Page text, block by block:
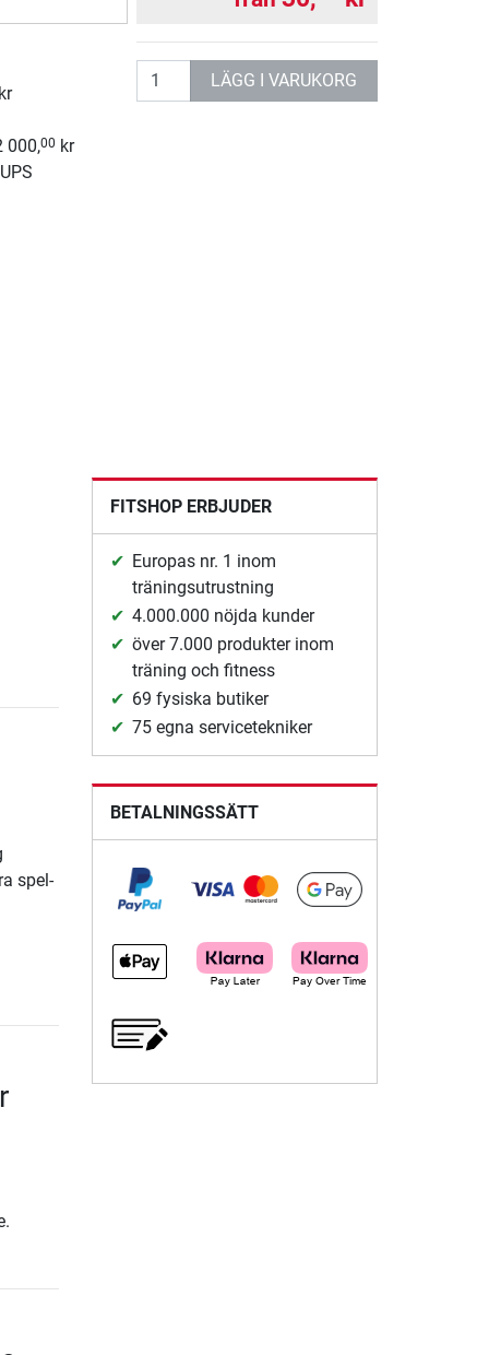
000,00 kr
antal LÄGG I VARUKORG
spel-
FITSHOP ERBJUDER
Europas nr. 1 inom
träningsutrustning
4.000.000 nöjda kunder
över 7.000 produkter inom
träning och fitness
69 fysiska butiker
75 egna servicetekniker
BETALNINGSSÄTT